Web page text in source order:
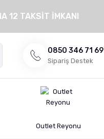
12 TAKSİT İMKANI
0850 346 71 69
Sipariş Destek
Outlet Reyonu